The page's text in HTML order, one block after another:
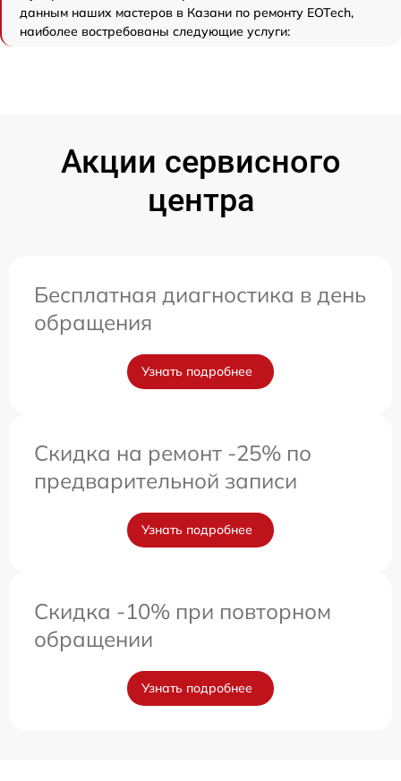
данным наших мастеров в Казани по ремонту EOTech,
наиболее востребованы следующие услуги:
Акции сервисного
центра
Бесплатная диагностика в день
обращения
Узнать подробнее
Скидка на ремонт -25% по
предварительной записи
Узнать подробнее
Скидка -10% при повторном
обращении
Узнать подробнее